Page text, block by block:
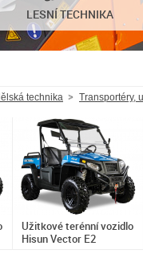
LESNÍ TECHNIKA
technika Transportéry,
Užitkové terénní vozidlo
Hisun Vector E2